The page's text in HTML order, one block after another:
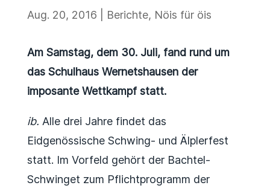
Aug. 20, 2016 Berichte, Nöis für öis
Am Samstag, dem 30. Juli, fand rund um
das Schulhaus Wernetshausen der
imposante Wettkampf statt.
ib. Alle drei Jahre findet das
Eidgenössische Schwing- und Älplerfest
statt. Im Vorfeld gehört der Bachtel-
Schwinget zum Pflichtprogramm der